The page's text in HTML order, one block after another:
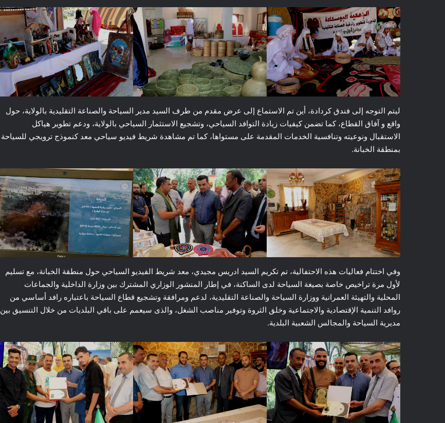
ليتم التوجه إلى فندق كردادة، أين تم الاستماع إلى عرض مقدم من طرف السيد مدير السياحة والصناعة التقليدية بالولاية، حول
واقع و آفاق القطاع، كما تضمن كيفيات زيادة التوافد السياحي، وتشجيع الاستثمار السياحي بالولاية، ودعم تطوير هياكل
الاستقبال ونوعيته وتنافسية الخدمات المقدمة على مستواها، كما تم مشاهدة شريط فيديو سياحي معد كنموذج ترويجي للسياحة
بمنطقة الخبانة.
وفي اختتام فعاليات هذه الاحتفالية، تم تكريم السيد ادريس مجيدي، معد شريط الفيديو السياحي حول منطقة الخبانة، مع تسليم
لأول مرة تراخيص خاصة بصيغة السياحة لدى الساكنة، في إطار المنشور الوزاري المشترك بين وزارة الداخلية والجماعات
المحلية والتهيئة العمرانية ووزارة السياحة والصناعة التقليدية، لدعم ومرافقة وتشجيع قطاع السياحة باعتباره رافد أساسي من
روافد التنمية الإقتصادية والاجتماعية وخلق الثروة وتوفير مناصب الشغل، والذى سيعمم على باقي البلديات من خلال التنسيق بين
مديرية السياحة والمجالس الشعبية البلدية.